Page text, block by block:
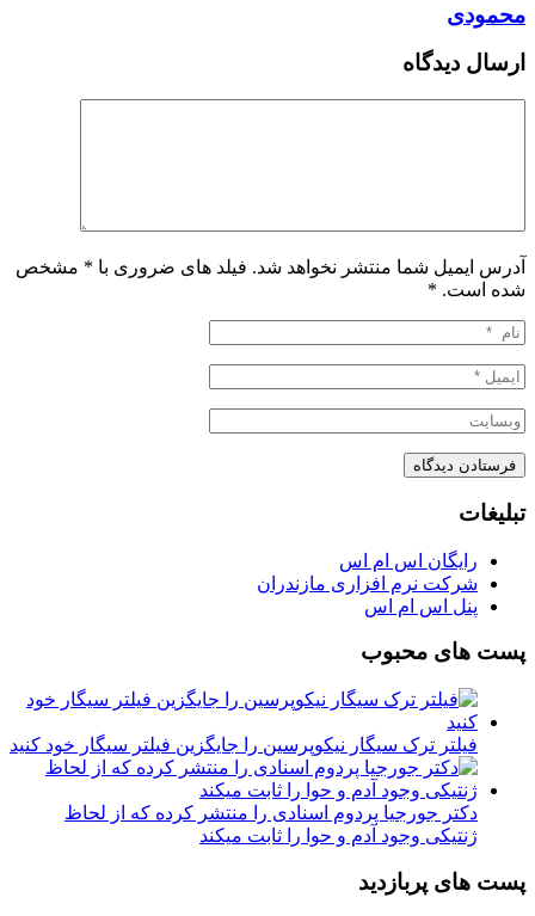
محمودی
ارسال دیدگاه
آدرس ایمیل شما منتشر نخواهد شد. فیلد های ضروری با * مشخص
شده است. *
تبلیغات
رایگان اس ام اس
شرکت نرم افزاری مازندران
پنل اس ام اس
پست های محبوب
فیلتر ترک سیگار نیکوپرسین را جایگزین فیلتر سیگار خود کنید
دکتر جورجیا پردوم اسنادی را منتشر کرده که از لحاظ
ژنتیکی وجود آدم و حوا را ثابت میکند
پست های پربازدید